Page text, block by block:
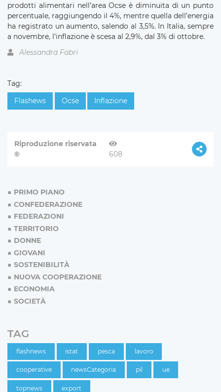
prodotti alimentari nell’area Ocse è diminuita di un punto
percentuale, raggiungendo il 4%, mentre quella dell’energia
ha registrato un aumento, salendo al 3,5%. In Italia, sempre
a novembre, l’inflazione è scesa al 2,9%, dal 3% di ottobre.
Alessandra Fabri
Tag:
Flashews
Ocse Inflazione
Riproduzione riservata
©
608
PRIMO PIANO
CONFEDERAZIONE
FEDERAZIONI
TERRITORIO
DONNE
GIOVANI
SOSTENIBILITÀ
NUOVA COOPERAZIONE
ECONOMIA
SOCIETÀ
TAG
flashnews istat pesca lavoro
cooperative newsCategoria pil ue
topnews export